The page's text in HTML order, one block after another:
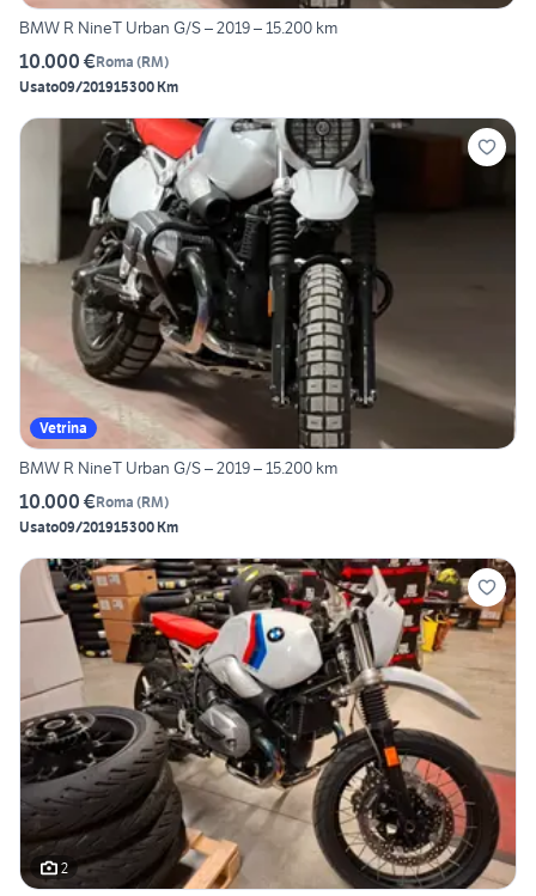
BMW R NineT Urban G/S – 2019 – 15.200 km
10.000 €Roma (RM)
Usato09/201915300 Km
Vetrina
BMW R NineT Urban G/S – 2019 – 15.200 km
10.000 €Roma (RM)
Usato09/201915300 Km
2